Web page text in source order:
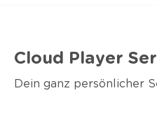
Cloud Player
Dein ganz persönlicher